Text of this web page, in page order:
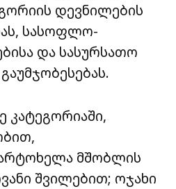
დევნილების
სასოფლო-
და სასურსათო
კატეგორიაში,
მშობლის
შვილებით; ოჯახი